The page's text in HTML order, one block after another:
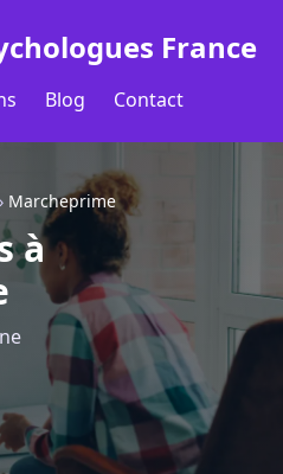
France
Blog Contact
› Marcheprime
à